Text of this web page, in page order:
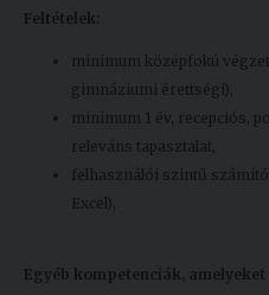
Feltételek:
minimum középfokú
gimnáziumi érettségi),
minimum 1 év, recepciós,
releváns tapasztalat,
felhasználói szintű
Excel),
Egyéb kompetenciák,